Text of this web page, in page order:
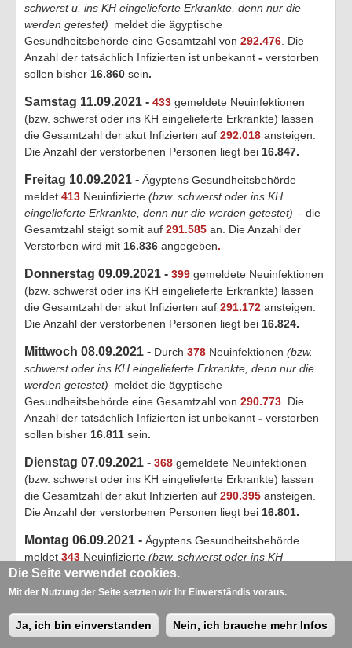
schwerst u. ins KH eingelieferte Erkrankte, denn nur die
werden getestet) meldet die ägyptische
Gesundheitsbehörde eine Gesamtzahl von 292.476 . Die
Anzahl der tatsächlich Infizierten ist unbekannt - verstorben
sollen bisher 16.860 sein.
Samstag 11.09.2021 - 433 gemeldete Neuinfektionen
(bzw. schwerst oder ins KH eingelieferte Erkrankte) lassen
die Gesamtzahl der akut Infizierten auf 292.018 ansteigen.
Die Anzahl der verstorbenen Personen liegt bei 16.847.
Freitag 10.09.2021 - Ägyptens Gesundheitsbehörde
meldet 413 Neuinfizierte (bzw. schwerst oder ins KH
eingelieferte Erkrankte, denn nur die werden getestet) - die
Gesamtzahl steigt somit auf 291.585 an. Die Anzahl der
Verstorben wird mit 16.836 angegeben.
Donnerstag 09.09.2021 - 399 gemeldete Neuinfektionen
(bzw. schwerst oder ins KH eingelieferte Erkrankte) lassen
die Gesamtzahl der akut Infizierten auf 291.172 ansteigen.
Die Anzahl der verstorbenen Personen liegt bei 16.824.
Mittwoch 08.09.2021 - Durch 378 Neuinfektionen (bzw.
schwerst oder ins KH eingelieferte Erkrankte, denn nur die
werden getestet) meldet die ägyptische
Gesundheitsbehörde eine Gesamtzahl von 290.773 . Die
Anzahl der tatsächlich Infizierten ist unbekannt - verstorben
sollen bisher 16.811 sein.
Dienstag 07.09.2021 - 368 gemeldete Neuinfektionen
(bzw. schwerst oder ins KH eingelieferte Erkrankte) lassen
die Gesamtzahl der akut Infizierten auf 290.395 ansteigen.
Die Anzahl der verstorbenen Personen liegt bei 16.801.
Montag 06.09.2021 - Ägyptens Gesundheitsbehörde
meldet 343 Neuinfizierte (bzw. schwerst oder ins KH
eingelieferte Erkrankte, denn nur die werden getestet)
Gesamtzahl steigt somit auf290.027an. Die Anzahl der
Sonntag 05.09.2021 -331gemeldete Neuinfektionen
Die Seite verwendet cookies.
Mit der Nutzung der Seite setzten wir Ihr Einverständis voraus.
Ja, ich bin einverstanden Nein, ich brauche mehr Infos